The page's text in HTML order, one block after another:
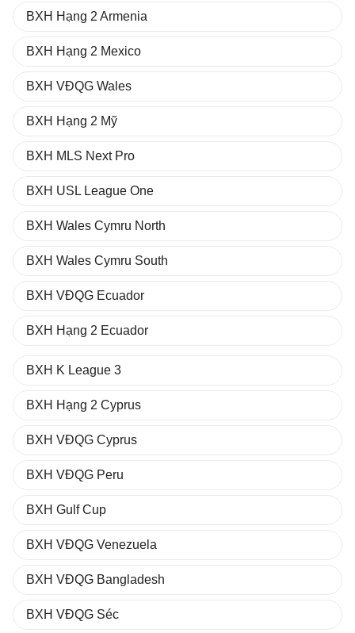
BXH Hạng 2 Armenia
BXH Hạng 2 Mexico
BXH VĐQG Wales
BXH Hạng 2 Mỹ
BXH MLS Next Pro
BXH USL League One
BXH Wales Cymru North
BXH Wales Cymru South
BXH VĐQG Ecuador
BXH Hạng 2 Ecuador
BXH K League 3
BXH Hạng 2 Cyprus
BXH VĐQG Cyprus
BXH VĐQG Peru
BXH Gulf Cup
BXH VĐQG Venezuela
BXH VĐQG Bangladesh
BXH VĐQG Séc